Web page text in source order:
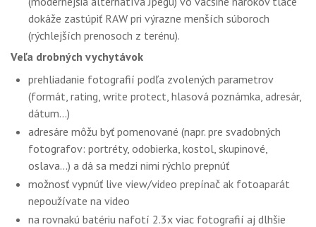
dokáže zastúpiť RAW pri výrazne menších súboroch
(rýchlejších prenosoch z terénu).​
Veľa drobných vychytávok
prehliadanie fotografií podľa zvolených parametrov
(formát, rating, write protect, hlasová poznámka, adresár,
dátum…)
adresáre môžu byť pomenované (napr. pre svadobných
fotografov: portréty, odobierka, kostol, skupinové,
oslava…) a dá sa medzi nimi rýchlo prepnúť
možnosť vypnúť live view/video prepínač ak fotoaparát
nepoužívate na video
na rovnakú batériu nafotí 2.3x viac fotografií aj dlhšie